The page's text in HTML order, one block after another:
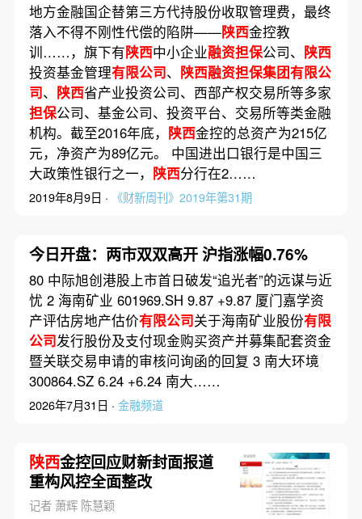
地方金融国企替第三方代持股份收取管理费，最终
落入不得不刚性代偿的陷阱——陕西金控教
训……，旗下有陕西中小企业融资担保公司、 陕西
投资基金管理有限公司、 陕西融资担保集团有限公
司、 陕西省产业投资公司、西部产权交易所等多家
担保公司、基金公司、投资平台、交易所等类金融
机构。截至2016年底， 陕西金控的总资产为215亿
元，净资产为89亿元。 中国进出口银行是中国三
大政策性银行之一， 陕西分行在2……
2019年8月9日 · 《财新周刊》2019年第31期
今日开盘：两市双双高开 沪指涨幅0.76%
80 中际旭创港股上市首日破发“追光者”的远谋与近
忧 2 海南矿业 601969.SH 9.87 +9.87 厦门嘉学资
产评估房地产估价有限公司关于海南矿业股份有限
公司发行股份及支付现金购买资产并募集配套资金
暨关联交易申请的审核问询函的回复 3 南大环境
300864.SZ 6.24 +6.24 南大……
2026年7月31日 · 金融频道
陕西金控回应财新封面报道
重构风控全面整改
记者 萧辉 陈慧颖